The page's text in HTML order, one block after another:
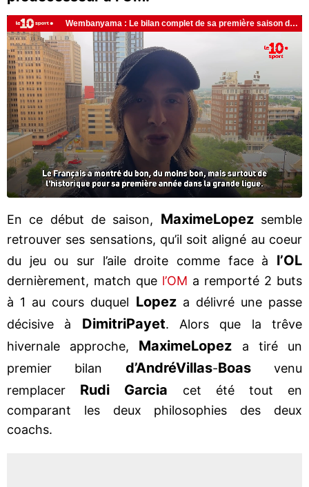
En ce début de saison, MaximeLopezsemble
retrouver ses sensations, qu’il soit aligné au coeur
du jeu ou sur l’aile droite comme face à l’OL
dernièrement, match que l’OM a remporté 2 buts
à 1 au cours duquel Lopeza délivré une passe
décisive à DimitriPayet. Alors que la trêve
hivernale approche, MaximeLopez a tiré un
premier bilan d’AndréVillas-Boasvenu
remplacer Rudi Garcia cet été tout en
comparant les deux philosophies des deux
coachs.